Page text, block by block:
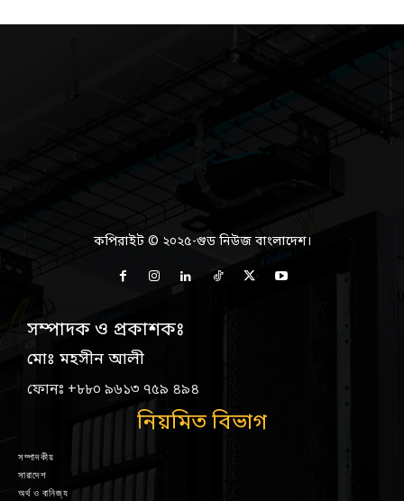
কপিরাইট © ২০২৫-গুড নিউজ বাংলাদেশ।
সম্পাদক ও প্রকাশকঃ
মোঃ মহসীন আলী
ফোনঃ +৮৮০ ৯৬১৩ ৭৫৯ ৪৯৪
নিয়মিত বিভাগ
সম্পাদকীয়
সারাদেশ
অর্থ ও বানিজ্য